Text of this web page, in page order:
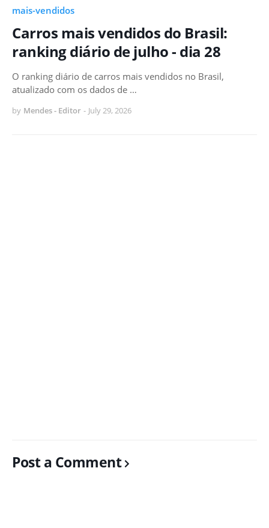
mais-vendidos
Carros mais vendidos do Brasil:
ranking diário de julho - dia 28
O ranking diário de carros mais vendidos no Brasil,
atualizado com os dados de …
by Mendes - Editor - July 29, 2026
Post a Comment